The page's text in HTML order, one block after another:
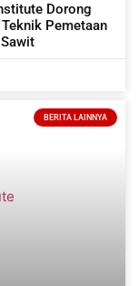
Dorong
Pemetaan
BERITA LAINNYA